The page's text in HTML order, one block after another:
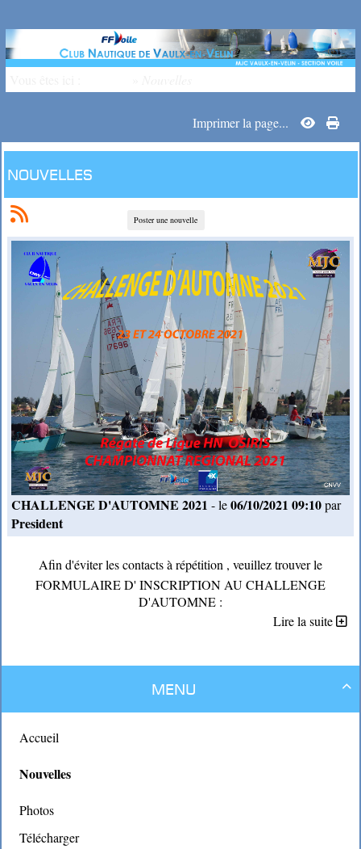
Imprimer la page...

Menu
Accueil
Nouvelles
Photos
Télécharger
Nouvelles
Poster une nouvelle
CHALLENGE D'AUTOMNE 2021 - le06/10/2021 09:10par
President
Afin d'éviter les contacts à répétition , veuillez trouver le
FORMULAIRE D' INSCRIPTION AU CHALLENGE
D'AUTOMNE :
https://forms.gle/yQEtJiHW5damSySU7
et lesannexes modifiées n°1
Lire la suite